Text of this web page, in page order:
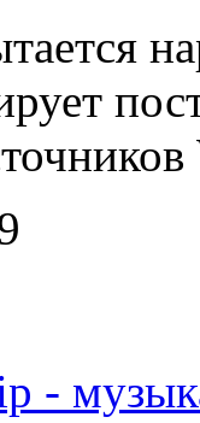
-